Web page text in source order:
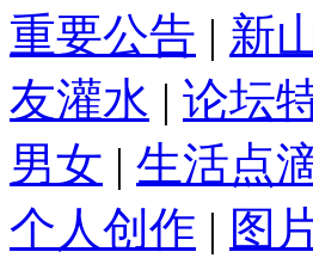
重要公告 | 新
友灌水 | 论坛
男女 | 生活点
个人创作 | 图